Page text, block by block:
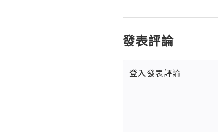
發表評論
登入發表評論